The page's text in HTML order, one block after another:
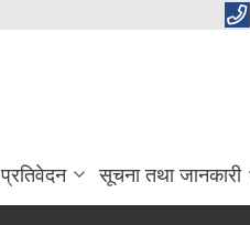
प्रतिवेदन सूचना तथा जानकारी